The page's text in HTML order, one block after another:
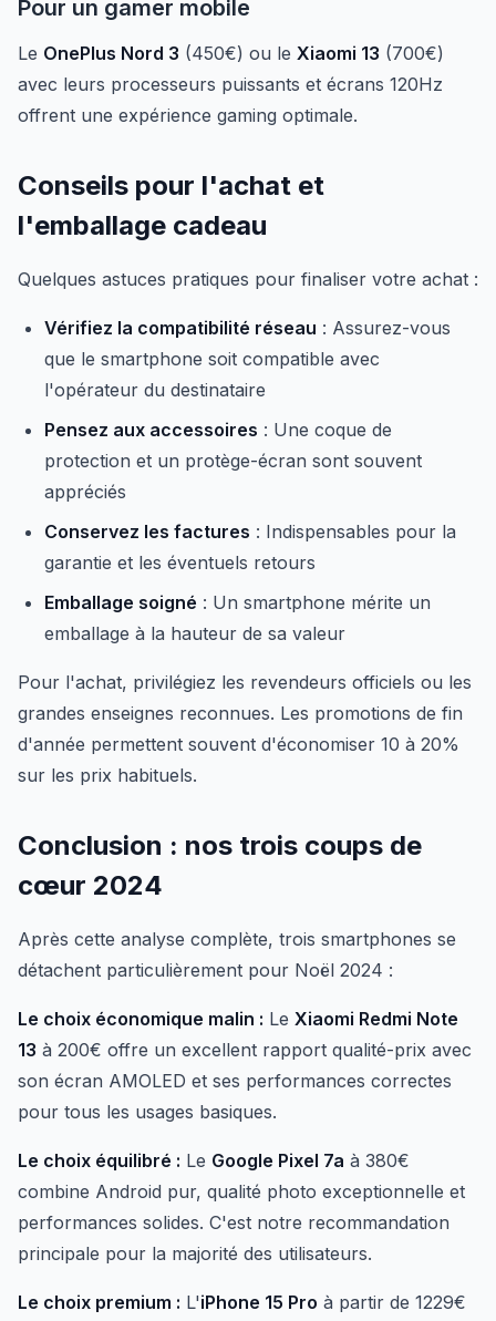
Pour un gamer mobile
Le OnePlus Nord 3 (450€) ou le Xiaomi 13 (700€)
avec leurs processeurs puissants et écrans 120Hz
offrent une expérience gaming optimale.
Conseils pour l'achat et
l'emballage cadeau
Quelques astuces pratiques pour finaliser votre achat :
Vérifiez la compatibilité réseau : Assurez-vous
que le smartphone soit compatible avec
l'opérateur du destinataire
Pensez aux accessoires : Une coque de
protection et un protège-écran sont souvent
appréciés
Conservez les factures : Indispensables pour la
garantie et les éventuels retours
Emballage soigné : Un smartphone mérite un
emballage à la hauteur de sa valeur
Pour l'achat, privilégiez les revendeurs officiels ou les
grandes enseignes reconnues. Les promotions de fin
d'année permettent souvent d'économiser 10 à 20%
sur les prix habituels.
Conclusion : nos trois coups de
cœur 2024
Après cette analyse complète, trois smartphones se
détachent particulièrement pour Noël 2024 :
Le choix économique malin : Le Xiaomi Redmi Note
13 à 200€ offre un excellent rapport qualité-prix avec
son écran AMOLED et ses performances correctes
pour tous les usages basiques.
Le choix équilibré : Le Google Pixel 7a à 380€
combine Android pur, qualité photo exceptionnelle et
performances solides. C'est notre recommandation
principale pour la majorité des utilisateurs.
Le choix premium : L'iPhone 15 Pro à partir de 1229€